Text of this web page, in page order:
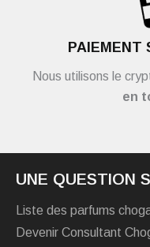
PAIEMENT
Nous utilisons le
en
UNE QUESTION
Liste des parfums
Devenir Consultant